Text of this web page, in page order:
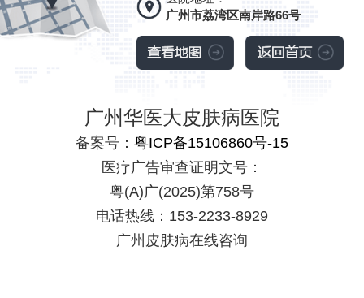
广州市荔湾区南岸路66号
广州华医大皮肤病医院
备案号： 粤ICP备15106860号-15
医疗广告审查证明文号：
粤(A)广(2025)第758号
电话热线：153-2233-8929
广州皮肤病在线咨询